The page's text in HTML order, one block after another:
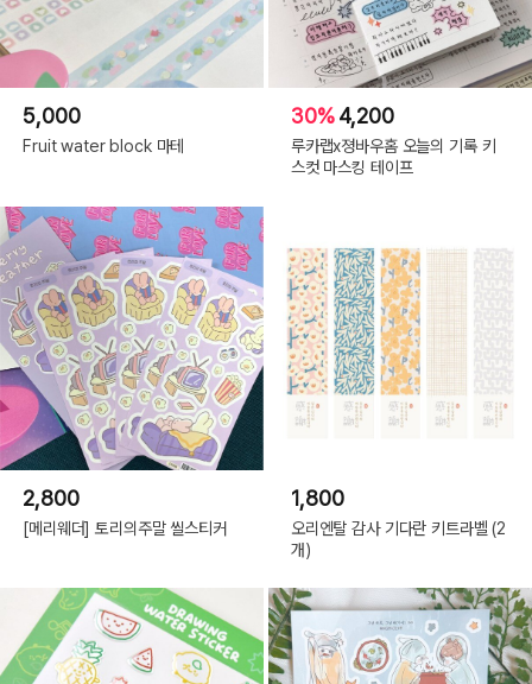
5,000
Fruit water block 마테
30%4,200
루카랩x졍바우홈 오늘의 기록 키
스컷 마스킹 테이프
2,800
[메리웨더] 토리의주말 씰스티커
1,800
오리엔탈 감사 기다란 키트라벨 (2
개)